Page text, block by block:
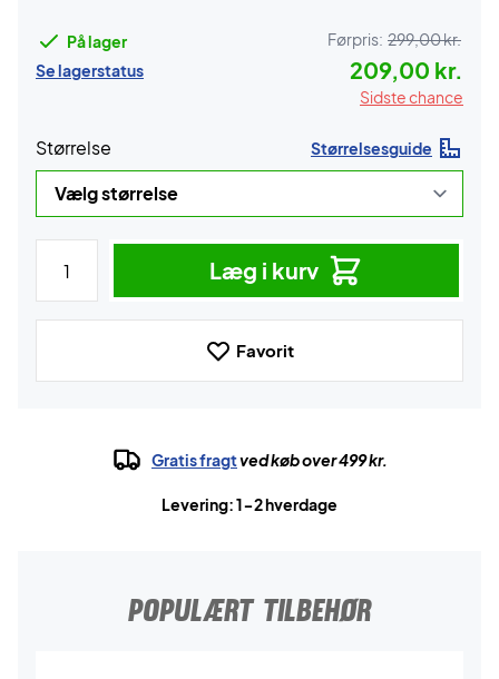
På lager
Se lagerstatus
Førpris: 299,00 kr.
209,00 kr.
Sidste chance
Størrelse Størrelsesguide
Læg i kurv
Favorit
Gratis fragtved køb over 499 kr.
Levering: 1-2 hverdage
POPULÆRT TILBEHØR